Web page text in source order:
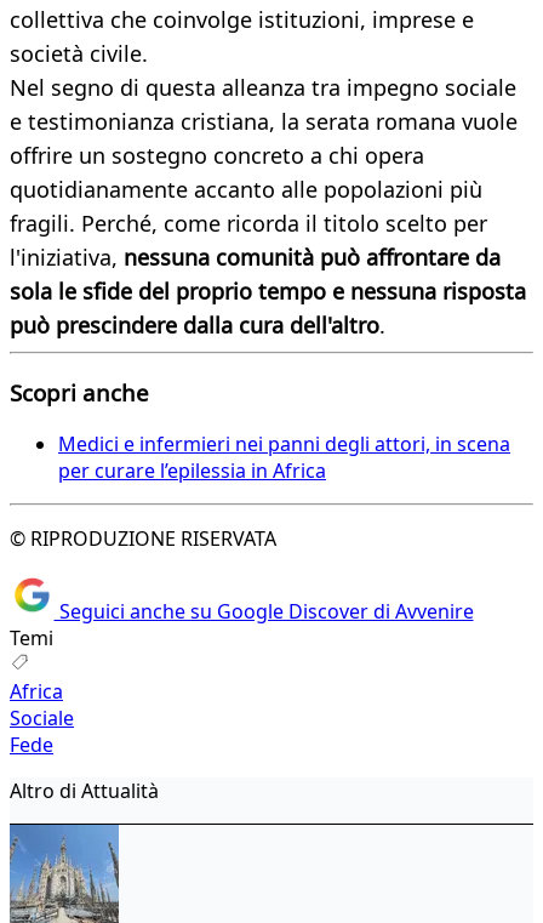
collettiva che coinvolge istituzioni, imprese e
società civile.
Nel segno di questa alleanza tra impegno sociale
e testimonianza cristiana, la serata romana vuole
offrire un sostegno concreto a chi opera
quotidianamente accanto alle popolazioni più
fragili. Perché, come ricorda il titolo scelto per
l'iniziativa, nessuna comunità può affrontare da
sola le sfide del proprio tempo e nessuna risposta
può prescindere dalla cura dell'altro.
Scopri anche
Medici e infermieri nei panni degli attori, in scena
per curare l’epilessia in Africa
© RIPRODUZIONE RISERVATA
Seguici anche su Google Discover di Avvenire
Temi
Africa
Sociale
Fede
Altro di Attualità